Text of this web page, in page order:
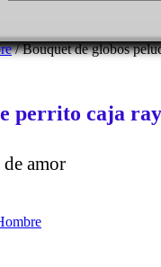
/ Bouquet de globos
perrito caja
amor